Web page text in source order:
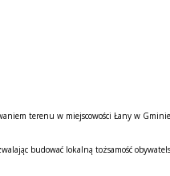
terenu w miejscowości Łany w
budować lokalną tożsamość